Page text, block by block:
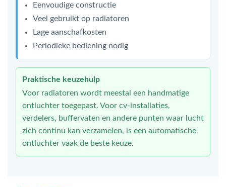
Eenvoudige constructie
Veel gebruikt op radiatoren
Lage aanschafkosten
Periodieke bediening nodig
Praktische keuzehulp
Voor radiatoren wordt meestal een handmatige
ontluchter toegepast. Voor cv-installaties,
verdelers, buffervaten en andere punten waar lucht
zich continu kan verzamelen, is een automatische
ontluchter vaak de beste keuze.